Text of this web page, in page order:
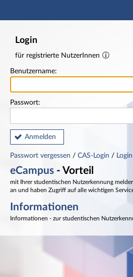
Login
für registrierte NutzerInnen
Benutzername:
Passwort:
Anmelden
Passwort vergessen / CAS-Login /
eCampus - Vorteil
mit Ihrer studentischen Nutzerkennung
an und haben Zugriff auf alle wichtigen
Informationen
Informationen - zur studentischen